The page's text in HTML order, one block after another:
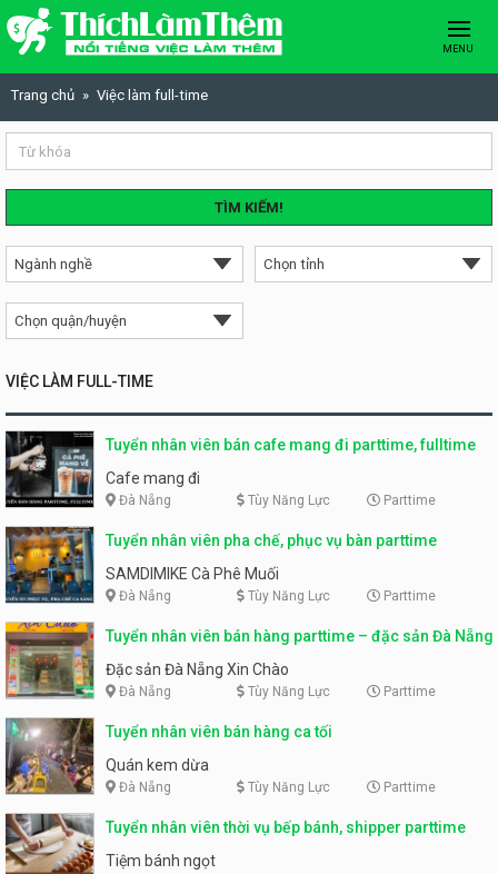
Skip to content
MENU
Trang chủ Việc làm full-time
TÌM KIẾM!
VIỆC LÀM FULL-TIME
Tuyển nhân viên bán cafe mang đi parttime, fulltime
Cafe mang đi
Đà Nẵng Tùy Năng Lực Parttime
Tuyển nhân viên pha chế, phục vụ bàn parttime
SAMDIMIKE Cà Phê Muối
Đà Nẵng Tùy Năng Lực Parttime
Tuyển nhân viên bán hàng parttime – đặc sản Đà Nẵng
Đặc sản Đà Nẵng Xin Chào
Đà Nẵng Tùy Năng Lực Parttime
Tuyển nhân viên bán hàng ca tối
Quán kem dừa
Đà Nẵng Tùy Năng Lực Parttime
Tuyển nhân viên thời vụ bếp bánh, shipper parttime
Tiệm bánh ngọt